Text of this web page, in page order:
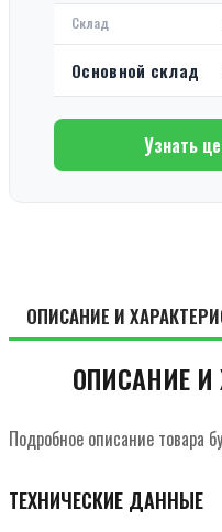
Склад
Основной склад
Узнать
ОПИСАНИЕ И
ОПИСАНИЕ И
Подробное описание товара
ТЕХНИЧЕСКИЕ ДАННЫЕ